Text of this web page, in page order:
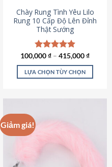
chọn
trên
trang
sản
phẩm
Chày Rung Tình Yêu Lilo
Rung 10 Cấp Độ Lên Đỉnh
Thật Sướng
Được xếp
hạng4.94
5 sao
100,000₫ – 415,000₫
LỰA CHỌN TÙY CHỌN
biến
thể.
Giảm giá!